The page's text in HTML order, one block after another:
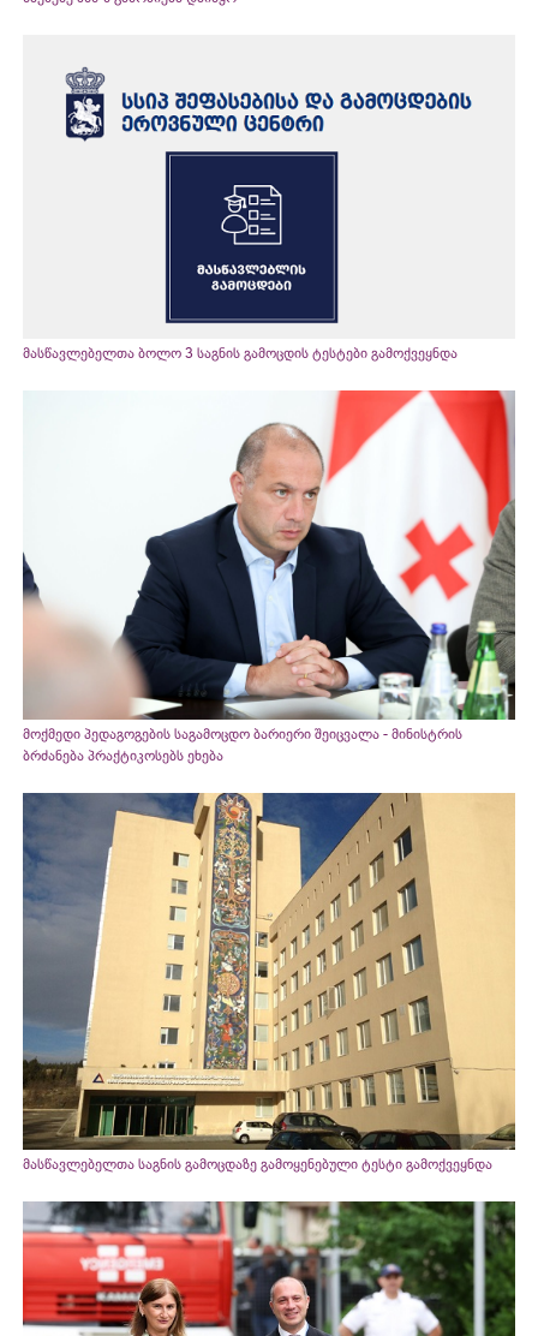
მასწავლებელთა ბოლო 3 საგნის გამოცდის ტესტები გამოქვეყნდა
მოქმედი პედაგოგების საგამოცდო ბარიერი შეიცვალა - მინისტრის
ბრძანება პრაქტიკოსებს ეხება
მასწავლებელთა საგნის გამოცდაზე გამოყენებული ტესტი გამოქვეყნდა